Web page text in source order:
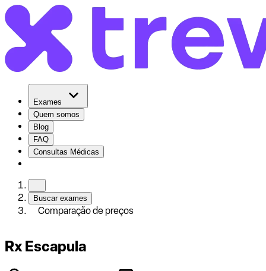
Exames
Quem somos
Blog
FAQ
Consultas Médicas
Buscar exames
Comparação de preços
Rx Escapula